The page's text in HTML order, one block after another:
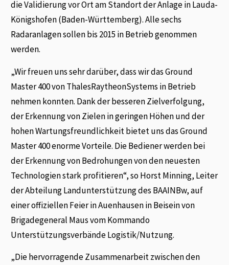
die Validierung vor Ort am Standort der Anlage in Lauda-
Königshofen (Baden-Württemberg). Alle sechs
Radaranlagen sollen bis 2015 in Betrieb genommen
werden.
„Wir freuen uns sehr darüber, dass wir das Ground
Master 400 von ThalesRaytheonSystems in Betrieb
nehmen konnten. Dank der besseren Zielverfolgung,
der Erkennung von Zielen in geringen Höhen und der
hohen Wartungsfreundlichkeit bietet uns das Ground
Master 400 enorme Vorteile. Die Bediener werden bei
der Erkennung von Bedrohungen von den neuesten
Technologien stark profitieren“, so Horst Minning, Leiter
der Abteilung Landunterstützung des BAAINBw, auf
einer offiziellen Feier in Auenhausen in Beisein von
Brigadegeneral Maus vom Kommando
Unterstützungsverbände Logistik/Nutzung.
„Die hervorragende Zusammenarbeit zwischen den